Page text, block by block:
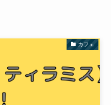
カフェ